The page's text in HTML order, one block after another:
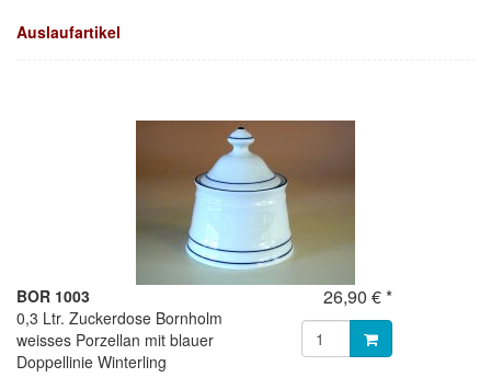
Auslaufartikel
BOR 1003
0,3 Ltr. Zuckerdose Bornholm
weisses Porzellan mit blauer
Doppellinie Winterling
26,90 € *